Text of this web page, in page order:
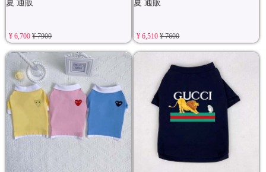
夏 通販
¥ 6,700¥ 7900
夏 通販
¥ 6,510¥ 7600